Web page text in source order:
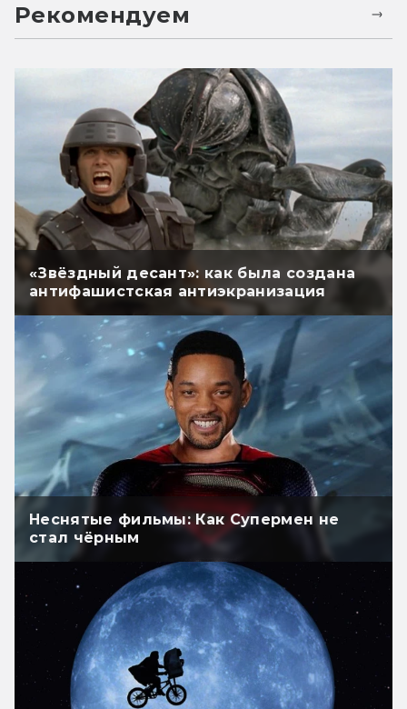
Рекомендуем
«Звёздный десант»: как была создана
антифашистская антиэкранизация
Неснятые фильмы: Как Супермен не
стал чёрным